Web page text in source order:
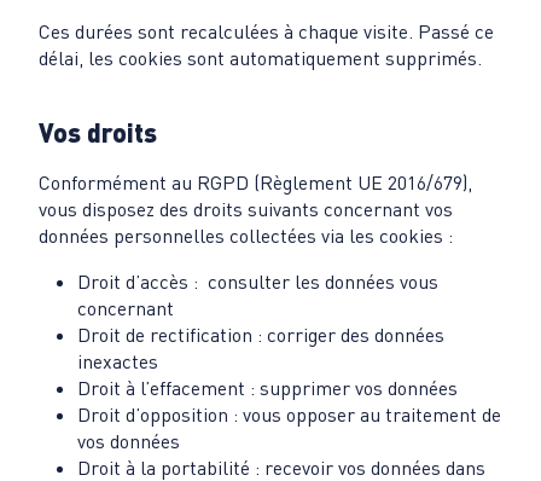
Ces durées sont recalculées à chaque visite. Passé ce
délai, les cookies sont automatiquement supprimés.
Vos droits
Conformément au RGPD (Règlement UE 2016/679),
vous disposez des droits suivants concernant vos
données personnelles collectées via les cookies :
Droit d’accès : consulter les données vous
concernant
Droit de rectification : corriger des données
inexactes
Droit à l’effacement : supprimer vos données
Droit d’opposition : vous opposer au traitement de
vos données
Droit à la portabilité : recevoir vos données dans